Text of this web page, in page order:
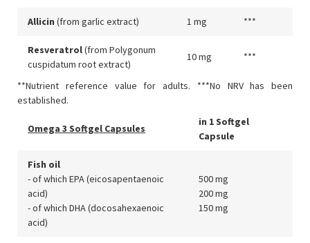
Allicin (from garlic extract) 1 mg ***
Resveratrol(from Polygonum
cuspidatum root extract)
10 mg ***
**Nutrient reference value for adults. ***No NRV has been
established.
Omega 3 Softgel Capsules
in 1 Softgel
Capsule
Fish oil
- of which EPA (eicosapentaenoic
acid)
- of which DHA (docosahexaenoic
acid)
500 mg
200 mg
150 mg